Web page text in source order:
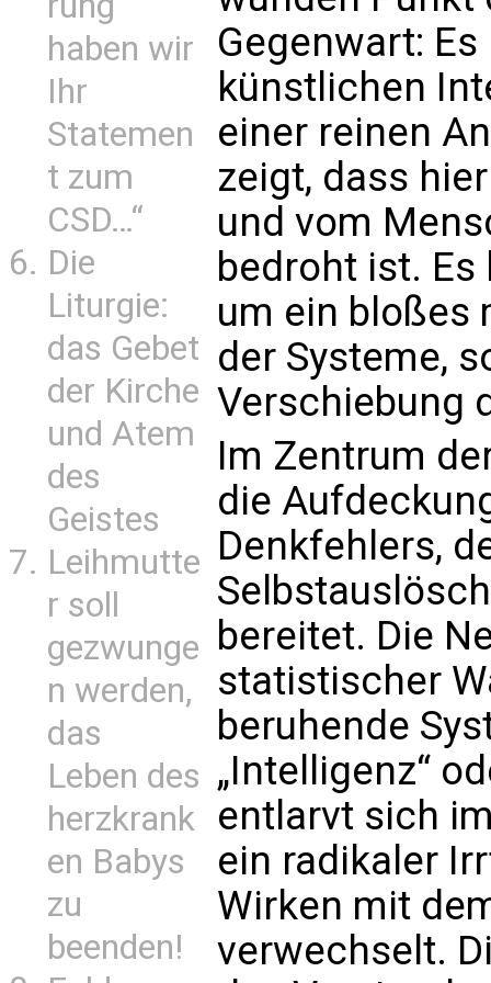
haben wir
Ihr
Statemen
t zum
CSD…“
Die
Liturgie:
das Gebet
der Kirche
und Atem
des
Geistes
Leihmutte
r soll
gezwunge
n werden,
das
Leben des
herzkrank
en Babys
zu
beenden!
Gegenwart:
künstlichen
einer reinen
zeigt, dass
und vom
bedroht ist.
um ein bloßes
der Systeme,
Verschiebung
Im Zentrum
die
Denkfehlers,
bereitet. Die
statistischer
beruhende
„Intelligenz“
entlarvt sich
ein radikaler
Wirken mit
verwechselt.